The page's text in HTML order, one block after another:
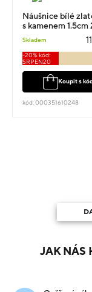
Náušnice bílé
s kamenem 1.5cm
Skladem
-20% kód:
SRPEN20
Koupit s
kód: 000351610248
JAK NÁS